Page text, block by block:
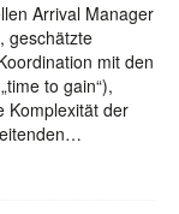
Arrival Manager
geschätzte
mit den
to gain“),
Komplexität der